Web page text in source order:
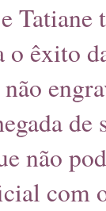
Tatiane
êxito
não
não
com